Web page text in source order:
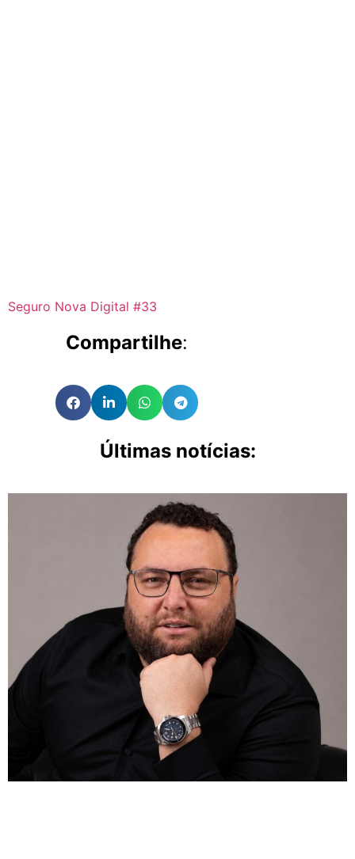
Seguro Nova Digital #33
Compartilhe:
Últimas notícias: